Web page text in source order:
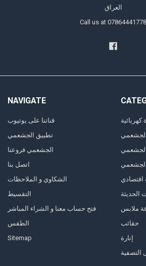
العراق
Call us at 07864441778
NAVIGATE
قناتنا على يوتيوب
تطبيق الجشعمي
الجشعمي فروعنا
اتصل بنا
الشكاوي و الملاحظات
التقسيط
فتح حساب معنا و الشراء المباشر
الطقس
Sitemap
كهربائية
الجشعمي
اقتصادي
الحديثة
حقائب
إنارة
التصفية